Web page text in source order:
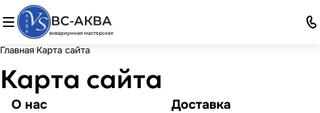
Главная Карта сайта
Карта сайта
О нас
Доставка